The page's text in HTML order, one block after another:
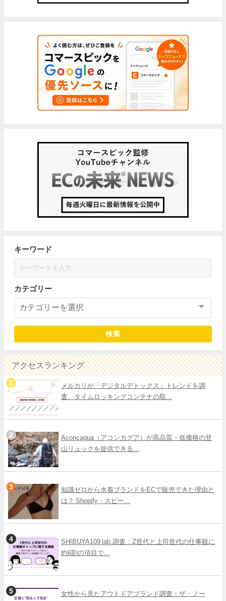
キーワード
カテゴリー
検索
アクセスランキング
メルカリが「デジタルデトックス」トレンドを調
査、タイムロッキングコンテナの取...
Aconcagua（アコンカグア）が高品質・低価格の登
山リュックを提供できる...
知識ゼロから水着ブランドをECで販売できた理由と
は？ Shopify・スピー...
SHIBUYA109 lab.調査：Z世代と上司世代の仕事観に
約6割の項目で...
女性から見たアウトドアブランド調査：ザ・ノー